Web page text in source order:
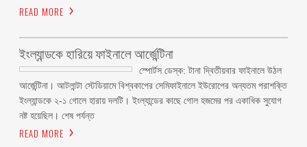
READ MORE
ইংল্যান্ডকে হারিয়ে ফাইনালে আর্জেন্টিনা
স্পোর্টস ডেস্ক: টানা দ্বিতীয়বার ফাইনালে উঠল
আর্জেন্টিনা। আটলান্টা স্টেডিয়ামে বিশ্বকাপের সেমিফাইনালে ইউরোপের অন্যতম পরাশক্তি
ইংল্যান্ডকে ২-১ গোলে হারায় দলটি। ইংল্যান্ডের কাছে গোল হজমের পর একাধিক সুযোগ
নষ্ট হয়েছিল। শেষ পর্যন্ত
READ MORE